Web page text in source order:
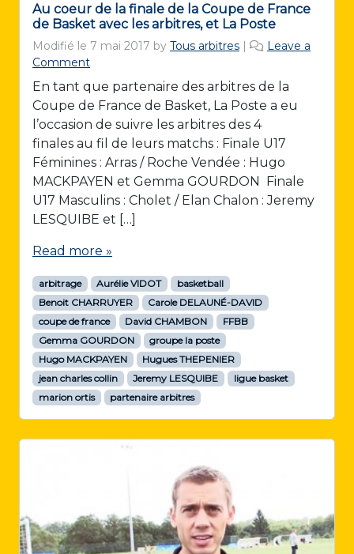
Au coeur de la finale de la Coupe de France
de Basket avec les arbitres, et La Poste
Modifié le 7 mai 2017 by Tous arbitres |
Leave a
Comment
En tant que partenaire des arbitres de la
Coupe de France de Basket, La Poste a eu
l’occasion de suivre les arbitres des 4
finales au fil de leurs matchs : Finale U17
Féminines : Arras / Roche Vendée : Hugo
MACKPAYEN et Gemma GOURDON Finale
U17 Masculins : Cholet / Elan Chalon : Jeremy
LESQUIBE et […]
Read more »
arbitrage Aurélie VIDOT
basketball
Benoit CHARRUYER
Carole DELAUNÉ-DAVID
coupe de france
David CHAMBON
FFBB
Gemma GOURDON
groupe la poste
Hugo MACKPAYEN
Hugues THEPENIER
jean charles collin
Jeremy LESQUIBE
ligue basket
marion ortis
partenaire arbitres